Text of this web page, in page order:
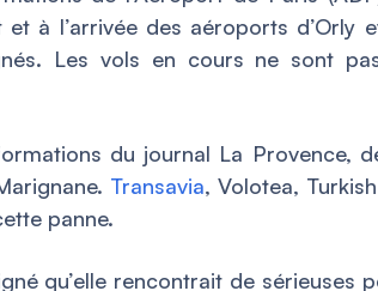
à l’arrivée des aéroports d’Orly
Les vols en cours ne sont
du journal La Provence,
Transavia, Volotea,
panne.
qu’elle rencontrait de sérieuses